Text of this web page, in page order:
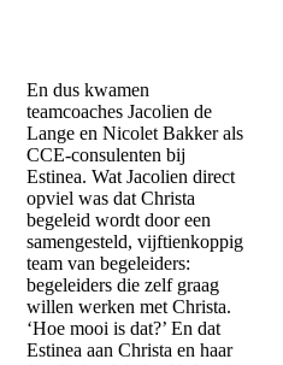
En dus kwamen
teamcoaches Jacolien de
Lange en Nicolet Bakker als
CCE-consulenten bij
Estinea. Wat Jacolien direct
opviel was dat Christa
begeleid wordt door een
samengesteld, vijftienkoppig
team van begeleiders:
begeleiders die zelf graag
willen werken met Christa.
‘Hoe mooi is dat?’ En dat
Estinea aan Christa en haar